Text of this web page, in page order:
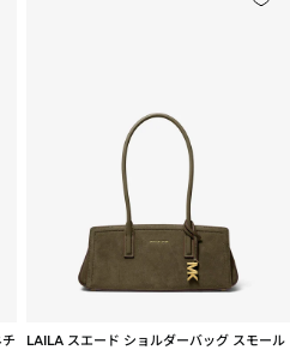
チ
LAILA スエード ショルダーバッグ スモール